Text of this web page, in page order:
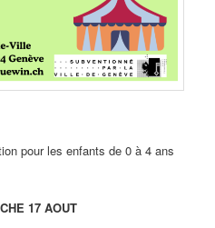
pour les enfants de 0 à 4 ans
17 AOUT